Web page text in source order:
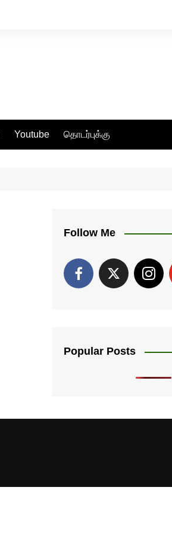
Youtube தொடர்புக்கு
Follow Me
Popular Posts